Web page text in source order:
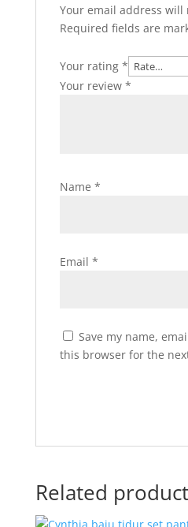
Your email address
Required fields are
Your rating *
Your review *
Name *
Email *
Save my name,
this browser for the
Related